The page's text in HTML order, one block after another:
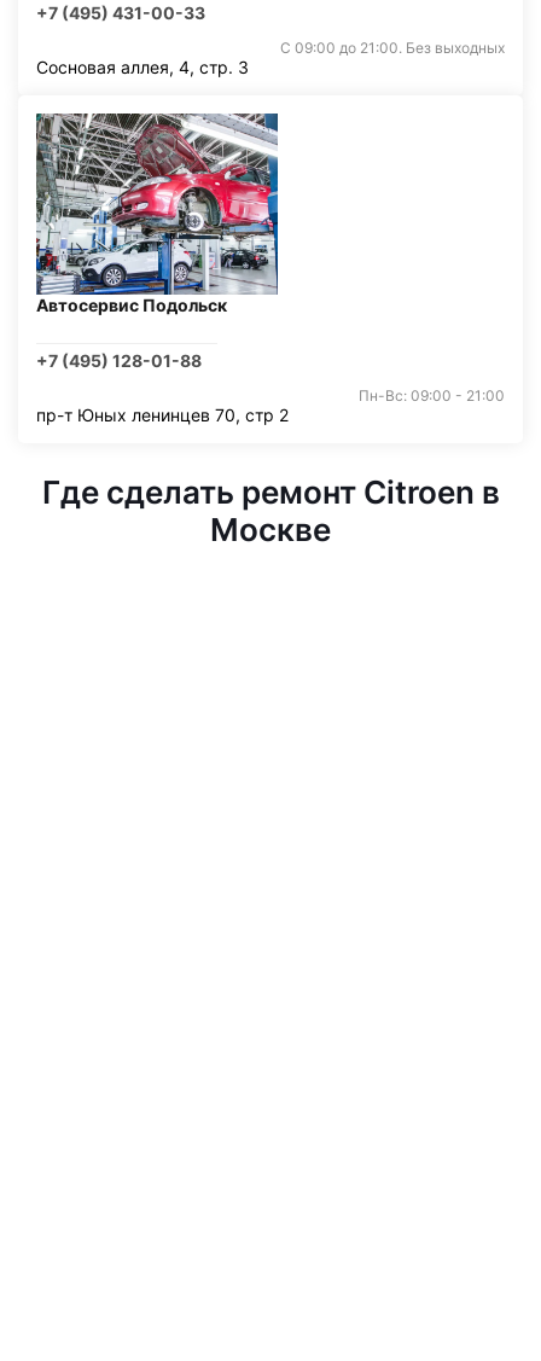
+7 (495) 431-00-33
С 09:00 до 21:00. Без выходных
Сосновая аллея, 4, стр. 3
Автосервис Подольск
+7 (495) 128-01-88
Пн-Вс: 09:00 - 21:00
пр-т Юных ленинцев 70, стр 2
Где сделать ремонт Citroen в
Москве